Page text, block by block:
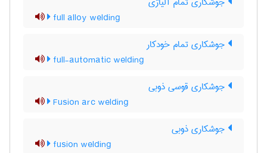
full alloy welding
جوشکاری تمام خودکار
full-automatic welding
جوشکاری قوسی ذوبی
Fusion arc welding
جوشکاری ذوبی
fusion welding